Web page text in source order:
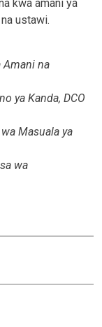
kwa amani ya
ustawi.
Amani na
ya Kanda, DCO
Masuala ya
wa